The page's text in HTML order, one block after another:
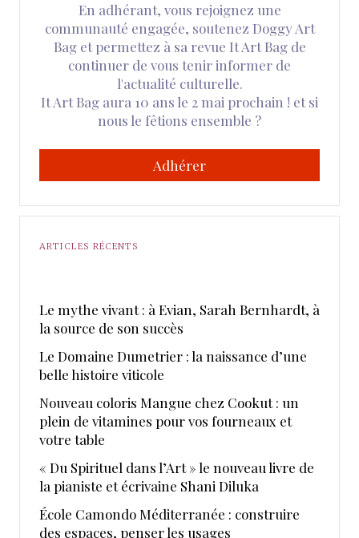
En adhérant, vous rejoignez une
communauté engagée, soutenez Doggy Art
Bag et permettez à sa revue It Art Bag de
continuer de vous tenir informer de
l'actualité culturelle.
It Art Bag aura 10 ans le 2 mai prochain ! et si
nous le fêtions ensemble ?
Adhérer
ARTICLES RÉCENTS
Le mythe vivant : à Evian, Sarah Bernhardt, à
la source de son succès
Le Domaine Dumetrier : la naissance d’une
belle histoire viticole
Nouveau coloris Mangue chez Cookut : un
plein de vitamines pour vos fourneaux et
votre table
« Du Spirituel dans l’Art » le nouveau livre de
la pianiste et écrivaine Shani Diluka
École Camondo Méditerranée : construire
des espaces, penser les usages